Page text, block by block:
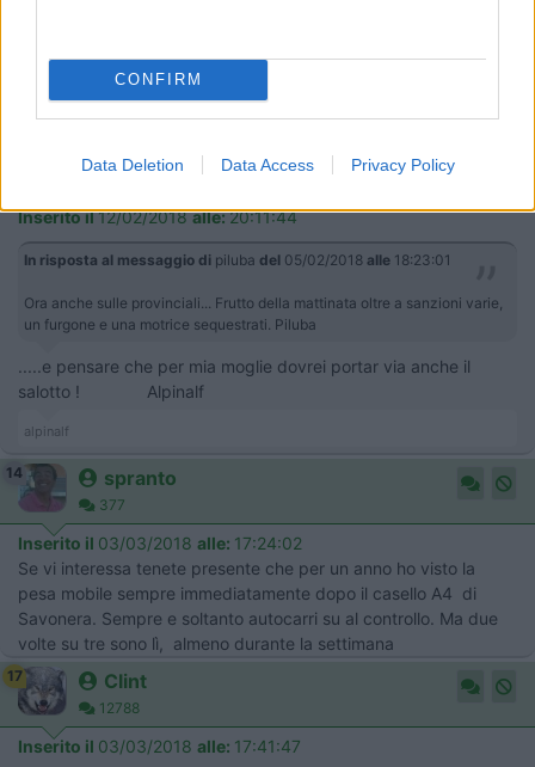
CONFIRM
Data Deletion Data Access Privacy Policy
in Austria fino 35 qli devi prendere la vignetta , oltre il go box ,
alle volte fanno controlli , io ho un mezzo piccolo e non mi
hanno mai fermato , però
Inserito il12/02/2018 alle:20:11:44
In risposta al messaggio di piluba del 05/02/2018 alle 18:23:01
Ora anche sulle provinciali... Frutto della mattinata oltre a sanzioni varie,
un furgone e una motrice sequestrati. Piluba
.....e pensare che per mia moglie dovrei portar via anche il
salotto ! Alpinalf
alpinalf
14 spranto
377
Inserito il 03/03/2018 alle: 17:24:02
Se vi interessa tenete presente che per un anno ho visto la
pesa mobile sempre immediatamente dopo il casello A4 di
Savonera. Sempre e soltanto autocarri su al controllo. Ma due
volte su tre sono lì, almeno durante la settimana
17 Clint
12788
Inserito il 03/03/2018 alle: 17:41:47